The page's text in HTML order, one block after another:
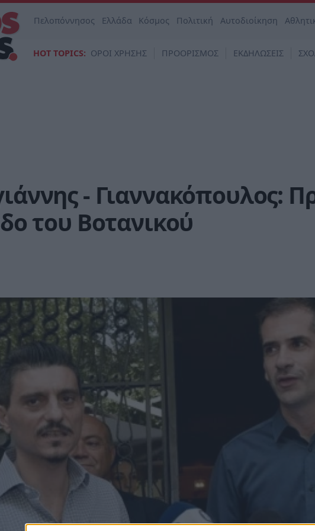
Πελοπόννησος Ελλάδα Κόσμος Πολιτική Αυτοδιοίκηση
HOT TOPICS: ΟΡΟΙ ΧΡΗΣΗΣ ΠΡΟΟΡΙΣΜΟΣ ΕΚΔΗΛΩΣΕΙΣ
- Γιαννακόπουλος:
του Βοτανικού